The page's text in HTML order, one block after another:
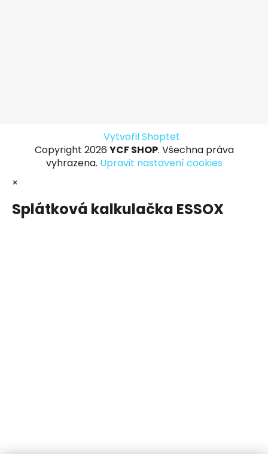
Vytvořil Shoptet
Copyright 2026 YCF SHOP. Všechna práva
vyhrazena. Upravit nastavení cookies
×
Splátková kalkulačka ESSOX